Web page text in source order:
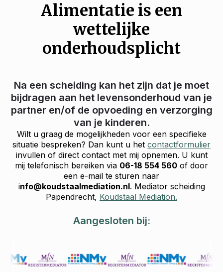
Alimentatie is een
wettelijke
onderhoudsplicht
Na een scheiding kan het zijn dat je moet
bijdragen aan het levensonderhoud van je
partner en/of de opvoeding en verzorging
van je kinderen.
Wilt u graag de mogelijkheden voor een specifieke
situatie bespreken? Dan kunt u het contactformulier
invullen of direct contact met mij opnemen. U kunt
mij telefonisch bereiken via 06-18 554 560 of door
een e-mail te sturen naar
info@koudstaalmediation.nl. Mediator scheiding
Papendrecht, Koudstaal Mediation.
Aangesloten bij: